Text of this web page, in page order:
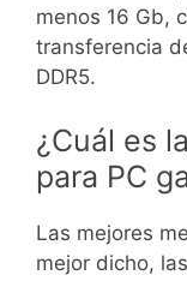
menos 16 Gb,
transferencia
DDR5.
¿Cuál es
para PC
Las mejores
mejor dicho,